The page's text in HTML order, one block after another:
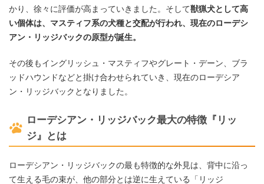
かり、徐々に評価が高まっていきました。そして獣猟犬として高
い個体は、マスティフ系の犬種と交配が行われ、現在のローデシ
アン・リッジバックの原型が誕生。
その後もイングリッシュ・マスティフやグレート・デーン、ブラ
ッドハウンドなどと掛け合わせられていき、現在のローデシア
ン・リッジバックとなりました。
ローデシアン・リッジバック最大の特徴『リッ
ジ』とは
ローデシアン・リッジバックの最も特徴的な外見は、背中に沿っ
て生える毛の束が、他の部分とは逆に生えている「リッジ